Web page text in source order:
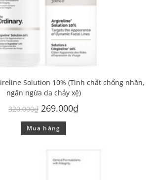
Solution 10% (Tinh chất chống nhăn,
ngăn ngừa da chảy xệ)
320.000₫ 269.000₫
Mua hàng